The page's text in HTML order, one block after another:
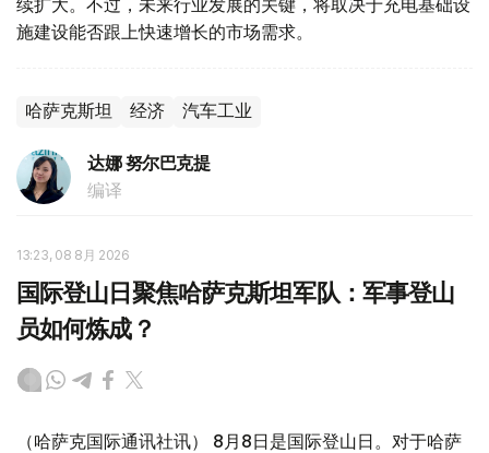
续扩大。不过，未来行业发展的关键，将取决于充电基础设
施建设能否跟上快速增长的市场需求。
哈萨克斯坦 经济 汽车工业
达娜 努尔巴克提
编译
13:23, 08 8月 2026
国际登山日聚焦哈萨克斯坦军队：军事登山
员如何炼成？
（哈萨克国际通讯社讯） 8月8日是国际登山日。对于哈萨